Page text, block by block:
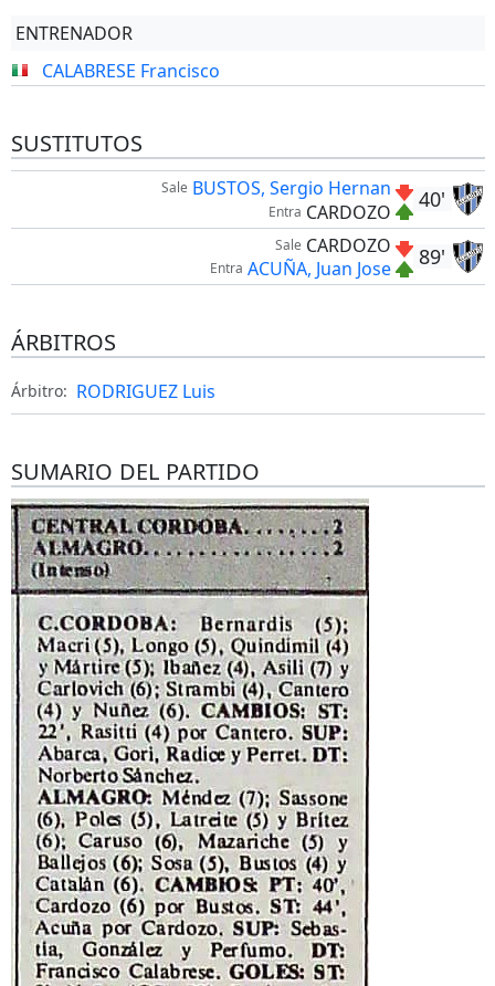
ENTRENADOR
CALABRESE Francisco
SUSTITUTOS
40'
Sale BUSTOS, Sergio Hernan
Entra CARDOZO
89'
Sale CARDOZO
Entra ACUÑA, Juan Jose
ÁRBITROS
Árbitro: RODRIGUEZ Luis
SUMARIO DEL PARTIDO